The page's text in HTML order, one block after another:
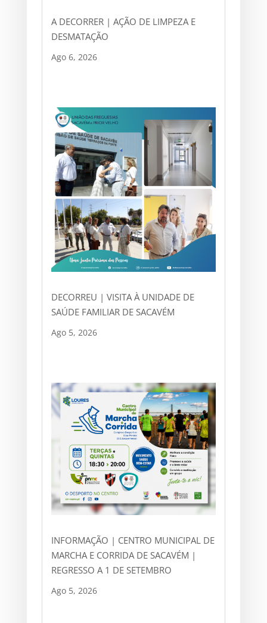
A DECORRER | AÇÃO DE LIMPEZA E
DESMATAÇÃO
Ago 6, 2026
DECORREU | VISITA À UNIDADE DE
SAÚDE FAMILIAR DE SACAVÉM
Ago 5, 2026
INFORMAÇÃO | CENTRO MUNICIPAL DE
MARCHA E CORRIDA DE SACAVÉM |
REGRESSO A 1 DE SETEMBRO
Ago 5, 2026